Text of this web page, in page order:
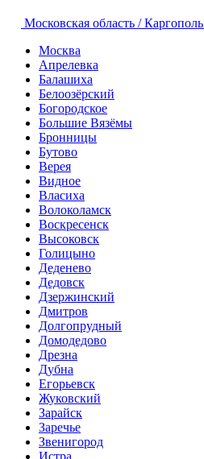
Московская область / Каргополь
Москва
Апрелевка
Балашиха
Белоозёрский
Богородское
Большие Вязёмы
Бронницы
Бутово
Верея
Видное
Власиха
Волоколамск
Воскресенск
Высоковск
Голицыно
Деденево
Дедовск
Дзержинский
Дмитров
Долгопрудный
Домодедово
Дрезна
Дубна
Егорьевск
Жуковский
Зарайск
Заречье
Звенигород
Истра